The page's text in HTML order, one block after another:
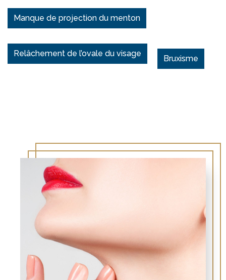
Manque de projection du menton
Relâchement de l’ovale du visage
Bruxisme